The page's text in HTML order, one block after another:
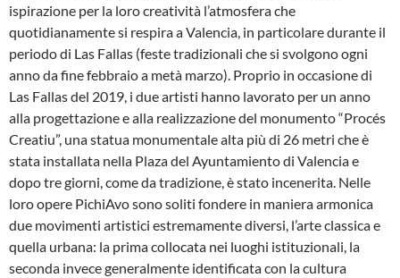
ispirazione per la loro creatività l’atmosfera che
quotidianamente si respira a Valencia, in particolare durante il
periodo di Las Fallas (feste tradizionali che si svolgono ogni
anno da fine febbraio a metà marzo). Proprio in occasione di
Las Fallas del 2019, i due artisti hanno lavorato per un anno
alla progettazione e alla realizzazione del monumento “Procés
Creatiu”, una statua monumentale alta più di 26 metri che è
stata installata nella Plaza del Ayuntamiento di Valencia e
dopo tre giorni, come da tradizione, è stato incenerita. Nelle
loro opere PichiAvo sono soliti fondere in maniera armonica
due movimenti artistici estremamente diversi, l’arte classica e
quella urbana: la prima collocata nei luoghi istituzionali, la
seconda invece generalmente identificata con la cultura